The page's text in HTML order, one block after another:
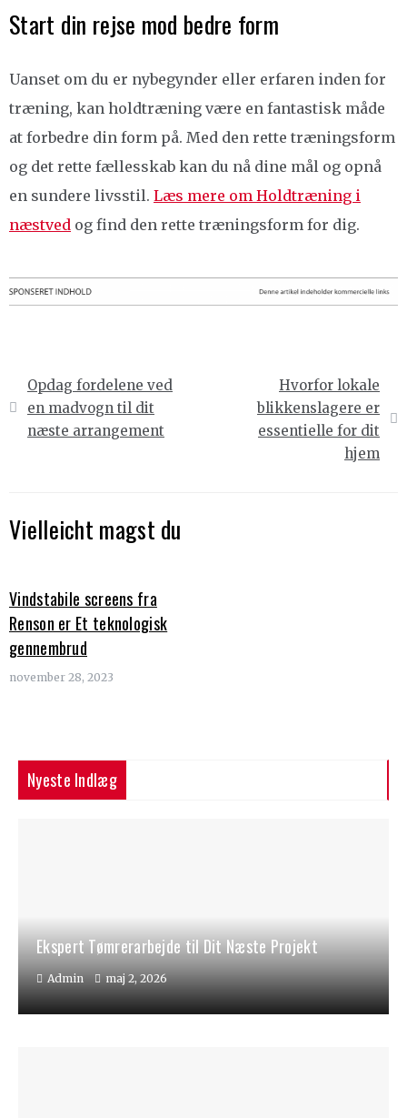
Start din rejse mod bedre form
Uanset om du er nybegynder eller erfaren inden for
træning, kan holdtræning være en fantastisk måde
at forbedre din form på. Med den rette træningsform
og det rette fællesskab kan du nå dine mål og opnå
en sundere livsstil. Læs mere om Holdtræning i
næstved og find den rette træningsform for dig.
Indlægsnavigation
Opdag fordelene ved
en madvogn til dit
næste arrangement
Hvorfor lokale
blikkenslagere er
essentielle for dit
hjem
Vielleicht magst du
Vindstabile screens fra
Renson er Et teknologisk
gennembrud
november 28, 2023
Nyeste Indlæg
Ekspert Tømrerarbejde til Dit Næste Projekt
Admin maj 2, 2026